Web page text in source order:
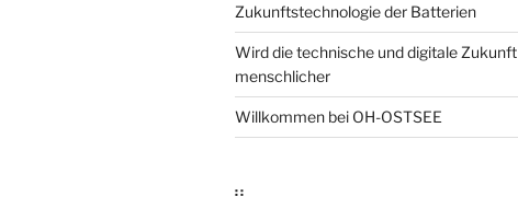
Zukunftstechnologie der Batterien
Wird die technische und digitale Zukunft
menschlicher
Willkommen bei OH-OSTSEE
::